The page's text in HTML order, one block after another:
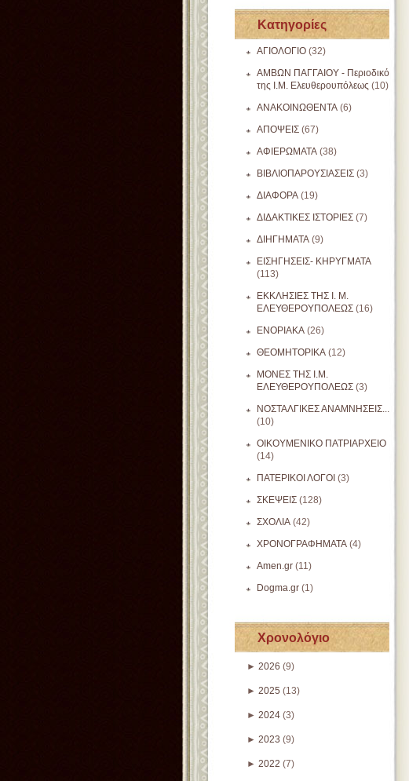
Κατηγορίες
ΑΓΙΟΛΟΓΙΟ (32)
ΑΜΒΩΝ ΠΑΓΓΑΙΟΥ - Περιοδικό
της Ι.Μ. Ελευθερουπόλεως (10)
ΑΝΑΚΟΙΝΩΘΕΝΤΑ (6)
ΑΠΟΨΕΙΣ (67)
ΑΦΙΕΡΩΜΑΤΑ (38)
ΒΙΒΛΙΟΠΑΡΟΥΣΙΑΣΕΙΣ (3)
ΔΙΑΦΟΡΑ (19)
ΔΙΔΑΚΤΙΚΕΣ ΙΣΤΟΡΙΕΣ (7)
ΔΙΗΓΗΜΑΤΑ (9)
ΕΙΣΗΓΗΣΕΙΣ- ΚΗΡΥΓΜΑΤΑ
(113)
ΕΚΚΛΗΣΙΕΣ ΤΗΣ Ι. Μ.
ΕΛΕΥΘΕΡΟΥΠΟΛΕΩΣ (16)
ΕΝΟΡΙΑΚΑ (26)
ΘΕΟΜΗΤΟΡΙΚΑ (12)
ΜΟΝΕΣ ΤΗΣ Ι.Μ.
ΕΛΕΥΘΕΡΟΥΠΟΛΕΩΣ (3)
ΝΟΣΤΑΛΓΙΚΕΣ ΑΝΑΜΝΗΣΕΙΣ...
(10)
ΟΙΚΟΥΜΕΝΙΚΟ ΠΑΤΡΙΑΡΧΕΙΟ
(14)
ΠΑΤΕΡΙΚΟΙ ΛΟΓΟΙ (3)
ΣΚΕΨΕΙΣ (128)
ΣΧΟΛΙΑ (42)
ΧΡΟΝΟΓΡΑΦΗΜΑΤΑ (4)
Amen.gr (11)
Dogma.gr (1)
Χρονολόγιο
► 2026 (9)
► 2025 (13)
► 2024 (3)
► 2023 (9)
► 2022 (7)